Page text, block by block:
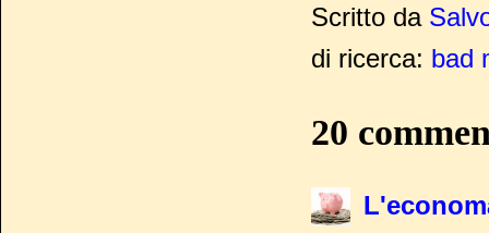
Scritto da
di ricerca: bad
20